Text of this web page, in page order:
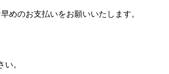
めのお支払いをお願いいたします。
い。